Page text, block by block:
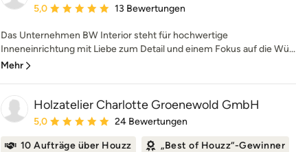
Durchschnittliche Bewertung: 5 von 5 Sternen
5,0 13 Bewertungen
Das Unternehmen BW Interior steht für hochwertige
Inneneinrichtung mit Liebe zum Detail und einem Fokus auf die Wü...
Mehr
Holzatelier Charlotte Groenewold GmbH
Durchschnittliche Bewertung: 5 von 5 Sternen
5,0 24 Bewertungen
10 Aufträge über Houzz „Best of Houzz“-Gewinner